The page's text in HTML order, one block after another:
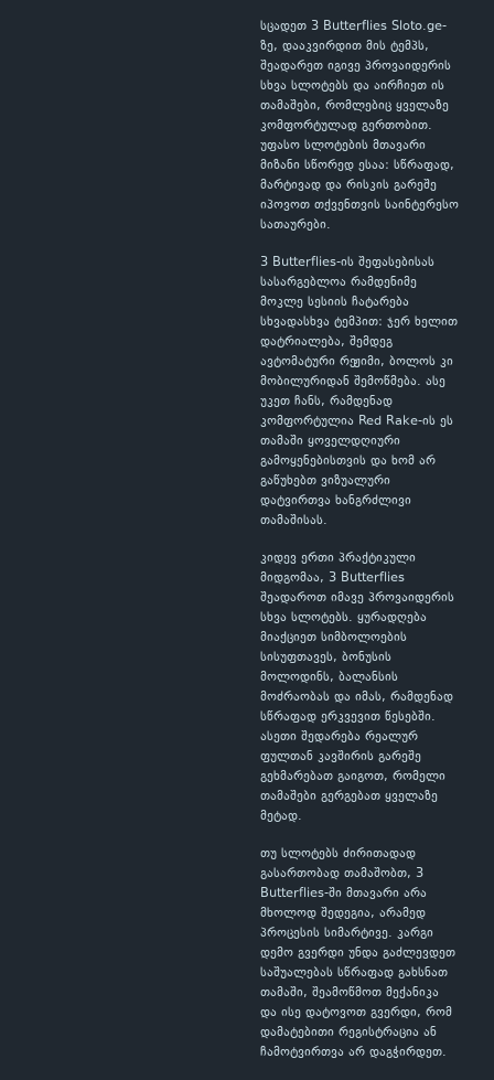
სცადეთ 3 Butterflies Sloto.ge-
ზე, დააკვირდით მის ტემპს,
შეადარეთ იგივე პროვაიდერის
სხვა სლოტებს და აირჩიეთ ის
თამაშები, რომლებიც ყველაზე
კომფორტულად გერთობით.
უფასო სლოტების მთავარი
მიზანი სწორედ ესაა: სწრაფად,
მარტივად და რისკის გარეშე
იპოვოთ თქვენთვის საინტერესო
სათაურები.
3 Butterflies-ის შეფასებისას
სასარგებლოა რამდენიმე
მოკლე სესიის ჩატარება
სხვადასხვა ტემპით: ჯერ ხელით
დატრიალება, შემდეგ
ავტომატური რეჟიმი, ბოლოს კი
მობილურიდან შემოწმება. ასე
უკეთ ჩანს, რამდენად
კომფორტულია Red Rake-ის ეს
თამაში ყოველდღიური
გამოყენებისთვის და ხომ არ
გაწუხებთ ვიზუალური
დატვირთვა ხანგრძლივი
თამაშისას.
კიდევ ერთი პრაქტიკული
მიდგომაა, 3 Butterflies
შეადაროთ იმავე პროვაიდერის
სხვა სლოტებს. ყურადღება
მიაქციეთ სიმბოლოების
სისუფთავეს, ბონუსის
მოლოდინს, ბალანსის
მოძრაობას და იმას, რამდენად
სწრაფად ერკვევით წესებში.
ასეთი შედარება რეალურ
ფულთან კავშირის გარეშე
გეხმარებათ გაიგოთ, რომელი
თამაშები გერგებათ ყველაზე
მეტად.
თუ სლოტებს ძირითადად
გასართობად თამაშობთ, 3
Butterflies-ში მთავარი არა
მხოლოდ შედეგია, არამედ
პროცესის სიმარტივე. კარგი
დემო გვერდი უნდა გაძლევდეთ
საშუალებას სწრაფად გახსნათ
თამაში, შეამოწმოთ მექანიკა
და ისე დატოვოთ გვერდი, რომ
დამატებითი რეგისტრაცია ან
ჩამოტვირთვა არ დაგჭირდეთ.